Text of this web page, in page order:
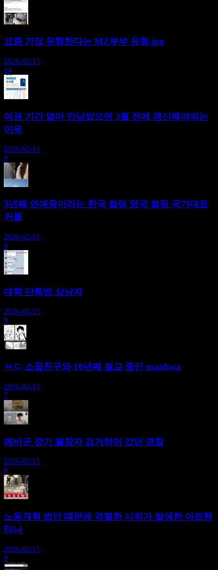
요즘 가장 유행한다는 MZ부부 유형.jpg
2026-02-15
14
여권 기간 얼마 안남았으면 3월 전에 갱신해야되는
이유
2026-02-15
9
3년째 연애중이라는 한국 컬링 영국 컬링 국가대표
커플
2026-02-15
8
대학 단톡방 상남자
2026-02-15
9
ㅆㄷ 소꿉친구와 10년째 절교 중인 manhwa
2026-02-15
7
예비군 장기 불참자 검거하러 갔던 경찰
2026-02-15
6
노동개혁 법안 때문에 격렬한 시위가 발생한 아르헨
티나
2026-02-15
9